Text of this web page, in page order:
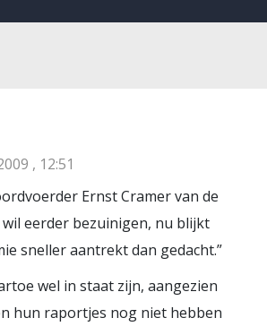
, 12:51
Ernst Cramer van de
eerder bezuinigen, nu blijkt
sneller aantrekt dan gedacht.”
wel in staat zijn, aangezien
hun raportjes nog niet hebben